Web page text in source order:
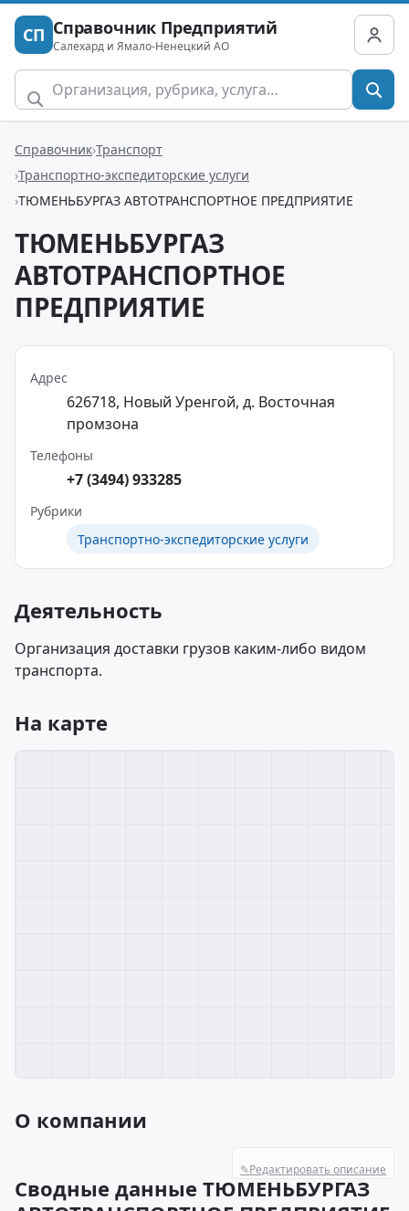
СП Справочник Предприятий
Салехард и Ямало-Ненецкий АО
Справочник Транспорт
Транспортно-экспедиторские услуги
ТЮМЕНЬБУРГАЗ АВТОТРАНСПОРТНОЕ ПРЕДПРИЯТИЕ
ТЮМЕНЬБУРГАЗ
АВТОТРАНСПОРТНОЕ
ПРЕДПРИЯТИЕ
Адрес
626718, Новый Уренгой, д. Восточная
промзона
Телефоны
+7 (3494) 933285
Рубрики
Транспортно-экспедиторские услуги
Деятельность
Организация доставки грузов каким-либо видом
транспорта.
На карте
О компании
✎Редактировать описание
Сводные данные ТЮМЕНЬБУРГАЗ